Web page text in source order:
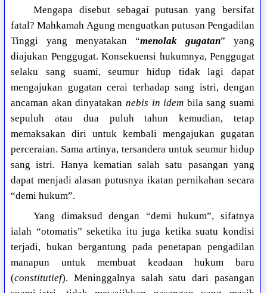
Mengapa disebut sebagai putusan yang bersifat
fatal? Mahkamah Agung menguatkan putusan Pengadilan
Tinggi yang menyatakan “menolak gugatan” yang
diajukan Penggugat. Konsekuensi hukumnya, Penggugat
selaku sang suami, seumur hidup tidak lagi dapat
mengajukan gugatan cerai terhadap sang istri, dengan
ancaman akan dinyatakan nebis in idem bila sang suami
sepuluh atau dua puluh tahun kemudian, tetap
memaksakan diri untuk kembali mengajukan gugatan
perceraian. Sama artinya, tersandera untuk seumur hidup
sang istri. Hanya kematian salah satu pasangan yang
dapat menjadi alasan putusnya ikatan pernikahan secara
“demi hukum”.
Yang dimaksud dengan “demi hukum”, sifatnya
ialah “otomatis” seketika itu juga ketika suatu kondisi
terjadi, bukan bergantung pada penetapan pengadilan
manapun untuk membuat keadaan hukum baru
(constitutief). Meninggalnya salah satu dari pasangan